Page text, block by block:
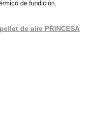
de fundición.
de aire PRINCESA